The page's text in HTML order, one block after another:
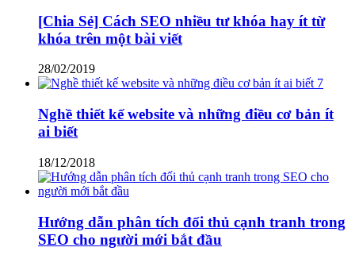
[Chia Sẻ] Cách SEO nhiều tư khóa hay ít từ
khóa trên một bài viết
28/02/2019
Nghề thiết kế website và những điều cơ bản ít
ai biết
18/12/2018
Hướng dẫn phân tích đối thủ cạnh tranh trong
SEO cho người mới bắt đầu